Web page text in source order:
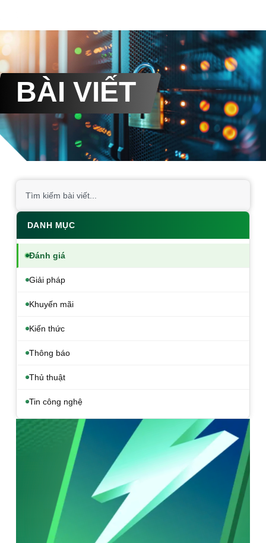
BÀI VIẾT
DANH MỤC
Đánh giá
Giải pháp
Khuyến mãi
Kiến thức
Thông báo
Thủ thuật
Tin công nghệ